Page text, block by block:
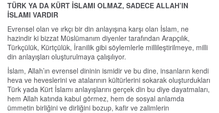
TÜRK YA DA KÜRT İSLAMI OLMAZ, SADECE ALLAH’IN
İSLAMI VARDIR
Evrensel olan ve ırkçı bir din anlayışına karşı olan İslam, ne
hazindir ki bizzat Müslümanım diyenler tarafından Arapçılık,
Türkçülük, Kürtçülük, İranilik gibi söylemlerle millileştirilmeye, milli
din anlayışları oluşturulmaya çalışılıyor.
İslam, Allah’ın evrensel dininin ismidir ve bu dine, insanların kendi
heva ve heveslerini ve atalarının kültürlerini sokarak oluşturdukları
Türk yada Kürt İslamı anlayışlarını gerçek din bu diye dayatmaları,
hem Allah katında kabul görmez, hem de sosyal anlamda
ümmetin birliğini ve dirliğini bozup, kafir ve zalimlerin